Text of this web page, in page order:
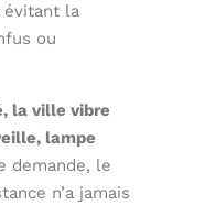
évitant la
ou
la ville vibre
lampe
demande, le
n’a jamais